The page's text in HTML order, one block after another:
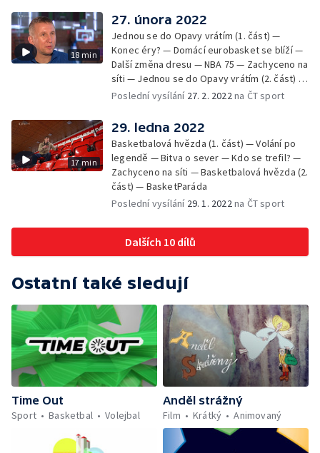
18 min
27. února 2022
Jednou se do Opavy vrátím (1. část) —
Konec éry? — Domácí eurobasket se blíží —
Další změna dresu — NBA 75 — Zachyceno na
síti — Jednou se do Opavy vrátím (2. část) —
BasketParáda
Poslední vysílání 27. 2. 2022na ČT sport
17 min
29. ledna 2022
Basketbalová hvězda (1. část) — Volání po
legendě — Bitva o sever — Kdo se trefil? —
Zachyceno na síti — Basketbalová hvězda (2.
část) — BasketParáda
Poslední vysílání 29. 1. 2022na ČT sport
Dalších 10 dílů
Ostatní také sledují
Time Out
Sport
Basketbal Volejbal
Anděl strážný
Film
Krátký Animovaný